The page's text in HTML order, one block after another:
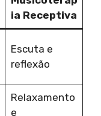
ia Receptiva
Escuta e
reflexão
Relaxamento
e